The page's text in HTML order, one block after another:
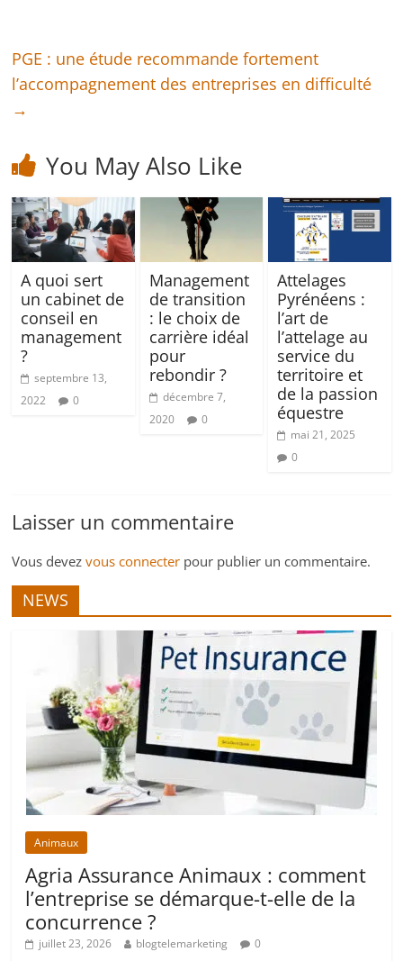
PGE : une étude recommande fortement
l’accompagnement des entreprises en difficulté
→
You May Also Like
A quoi sert
un cabinet de
conseil en
management
?
septembre 13,
2022
0
Management
de transition
: le choix de
carrière idéal
pour
rebondir ?
décembre 7,
2020
0
Attelages
Pyrénéens :
l’art de
l’attelage au
service du
territoire et
de la passion
équestre
mai 21, 2025
0
Laisser un commentaire
Vous devezvous connecter pour publier un commentaire.
NEWS
Animaux
Agria Assurance Animaux : comment
l’entreprise se démarque-t-elle de la
concurrence ?
juillet 23, 2026 blogtelemarketing 0